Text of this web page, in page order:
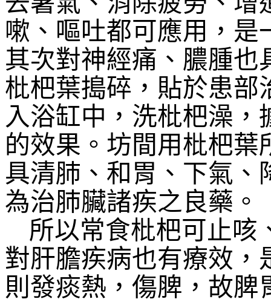
嗽、嘔吐都可應用，
其次對神經痛、膿腫也
枇杷葉搗碎，貼於患部
入浴缸中，洗枇杷澡
的效果。坊間用枇杷
具清肺、和胃、下氣、
為治肺臟諸疾之良藥。
所以常食枇杷可止咳
對肝膽疾病也有療效，
則發痰熱，傷脾，故脾